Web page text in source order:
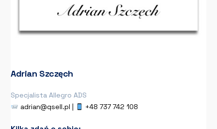
Adrian Szczęch
Specjalista Allegro ADS
adrian@qsell.pl |
+48 737 742 108